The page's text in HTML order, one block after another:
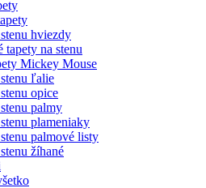
hviezdy
tapety na stenu
Mickey Mouse
ľalie
opice
palmy
plameniaky
palmové listy
žíhané